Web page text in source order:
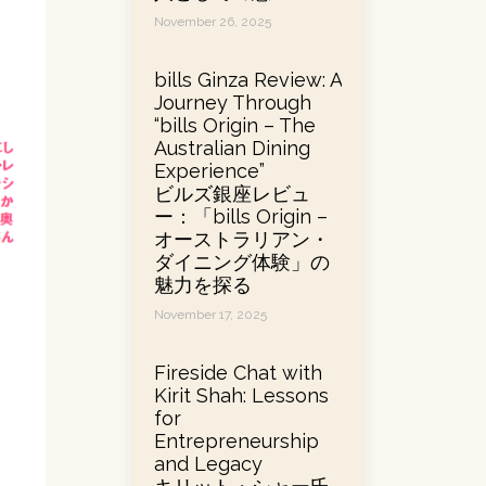
November 26, 2025
bills Ginza Review: A
Journey Through
“bills Origin – The
Australian Dining
Experience”
ビルズ銀座レビュ
ー：「bills Origin –
オーストラリアン・
ダイニング体験」の
魅力を探る
November 17, 2025
Fireside Chat with
Kirit Shah: Lessons
for
Entrepreneurship
and Legacy